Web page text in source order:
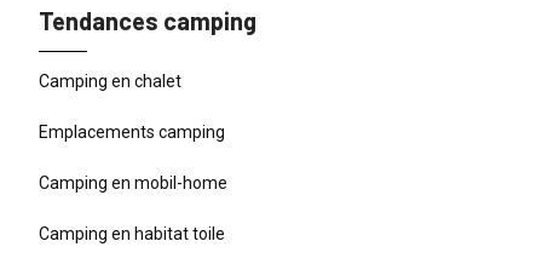
Tendances camping
Camping en chalet
Emplacements camping
Camping en mobil-home
Camping en habitat toile